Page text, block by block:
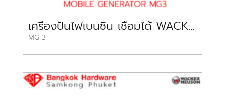
เครื่องปั่นไฟเบนซิน เชื่อมได้ WACKER NEUSON Mobile Generator
MG 3